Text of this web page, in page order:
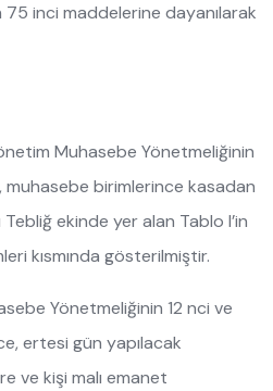
75 inci maddelerine dayanılarak
Muhasebe Yönetmeliğinin
muhasebe birimlerince kasadan
Tebliğ ekinde yer alan Tablo I’in
kısmında gösterilmiştir.
Yönetmeliğinin 12 nci ve
ertesi gün yapılacak
ve kişi malı emanet